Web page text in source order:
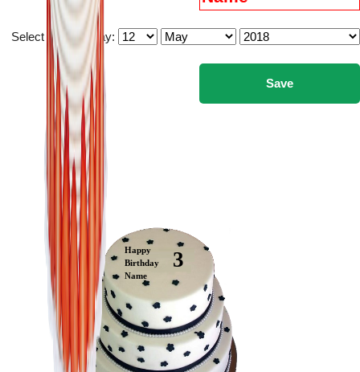
Select you birthday:
Happy
Birthday
Name
3